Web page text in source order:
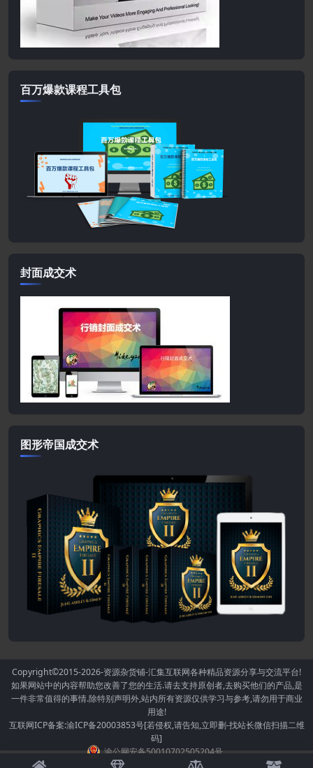
百万爆款课程工具包
封面成交术
图形帝国成交术
Copyright©2015-2026-资源杂货铺-汇集互联网各种精品资源分享与交流平台!
如果网站中的内容帮助您改善了您的生活.请去支持原创者,去购买他们的产品,是
一件非常值得的事情.除特别声明外,站内所有资源仅供学习与参考,请勿用于商业
用途!
互联网ICP备案:渝ICP备20003853号[若侵权,请告知,立即删-找站长微信扫描二维
码]
渝公网安备50010702505204号